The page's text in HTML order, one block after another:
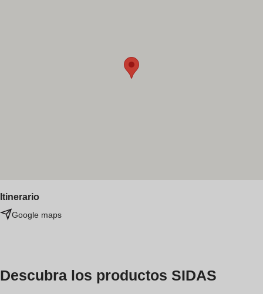
Itinerario
Google maps
Descubra los productos SIDAS